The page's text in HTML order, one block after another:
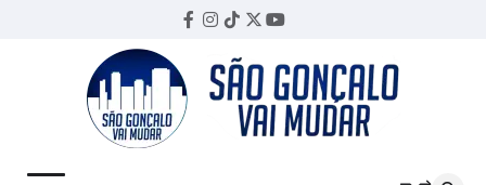
Facebook
Instagram
TikTok
TwitterYouTube